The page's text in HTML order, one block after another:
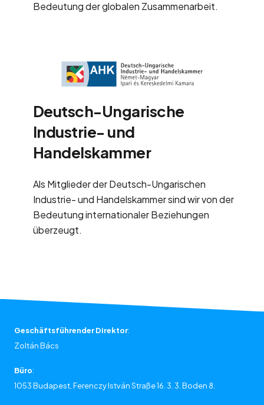
Bedeutung der globalen Zusammenarbeit.
Deutsch-Ungarische
Industrie- und
Handelskammer
Als Mitglieder der Deutsch-Ungarischen
Industrie- und Handelskammer sind wir von der
Bedeutung internationaler Beziehungen
überzeugt.
Geschäftsführender Direktor:
Zoltán Bács
Büro:
1053 Budapest, Ferenczy István Straße 16. 3. 3. Boden 8.